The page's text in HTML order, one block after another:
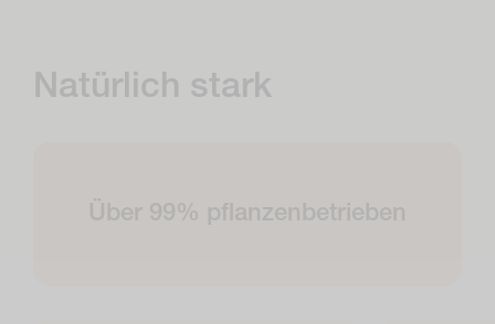
Natürlich stark
Über 99% pflanzenbetrieben